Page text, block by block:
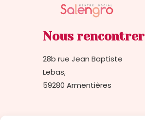
Nous rencontrer
28b rue Jean Baptiste
Lebas,
59280 Armentières